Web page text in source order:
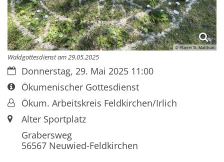
© Pfarrei St. Matthias
Waldgottesdienst am 29.05.2025
Datum:Donnerstag, 29. Mai 2025 11:00
Art bzw. Nummer:
Ökumenischer Gottesdienst
Von:Ökum. Arbeitskreis Feldkirchen/Irlich
Ort:Alter Sportplatz
Grabersweg
56567Neuwied-Feldkirchen